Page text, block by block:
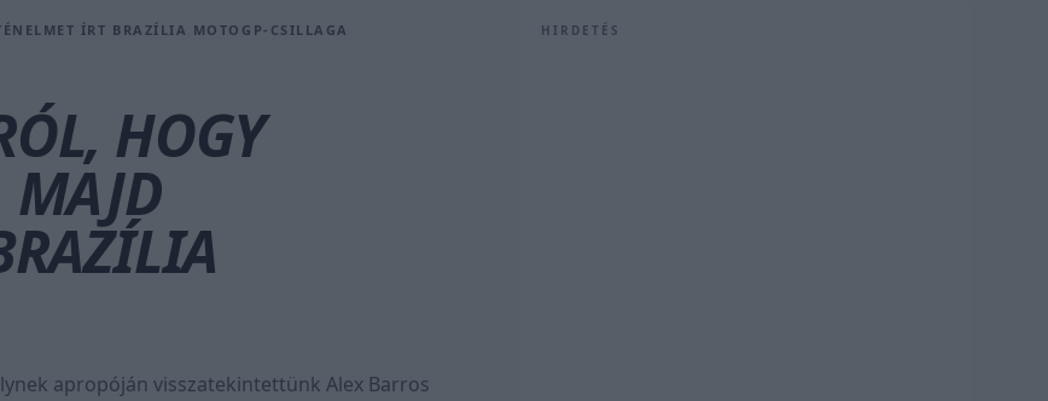
ÍRT BRAZÍLIA MOTOGP-CSILLAGA
HOGY
MAJD
apropóján visszatekintettünk Alex Barros
HIRDETÉS